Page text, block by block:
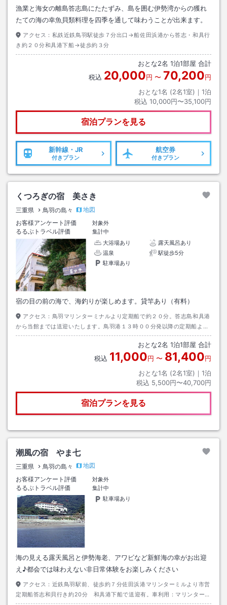
漁業と海女の離島答志島にたたずみ、島を囲む伊勢湾からの獲れ
たての海の幸魚貝類料理を四季を通して味わうことが出来ます。
アクセス： 私鉄近鉄鳥羽駅徒歩７分出口→船佐田浜港から答志・和具行
き約２０分和具港下船→徒歩約３分
おとな2名 1泊1部屋 合計
税込 20,000円 〜 70,200円
おとな1名 (2名1室)｜ 1泊
税込 10,000円〜35,100円
宿泊プランを見る
新幹線・JR
付きプラン
航空券
付きプラン
くつろぎの宿 美さき
三重県 鳥羽の島々
地図
お客様アンケート評価
対象外
るるぶトラベル評価
集計中
大浴場あり
露天風呂あり
温泉
駅徒歩5分
駐車場あり
宿の目の前の海で、海釣りが楽しめます。貸竿あり（有料）
アクセス： 鳥羽マリンターミナルより定期船で約２０分。答志島和具港
から当館までは送迎いたします。鳥羽港１３時００分発以降の定期船より
送迎可乗船前にご連絡ください。
おとな2名 1泊1部屋 合計
税込 11,000円 〜 81,400円
おとな1名 (2名1室)｜ 1泊
税込 5,500円〜40,700円
宿泊プランを見る
潮風の宿 やま七
三重県 鳥羽の島々
地図
お客様アンケート評価
対象外
るるぶトラベル評価
集計中
駐車場あり
海の見える露天風呂と伊勢海老、アワビなど新鮮海の幸がお出迎
え♪都会では味わえない非日常体験をお楽しみください
アクセス： 近鉄鳥羽駅前、徒歩約７分佐田浜港マリンターミルより市営
定期船答志和貝行き約20分 和具港下船で送迎有。車利用：マリンターミ